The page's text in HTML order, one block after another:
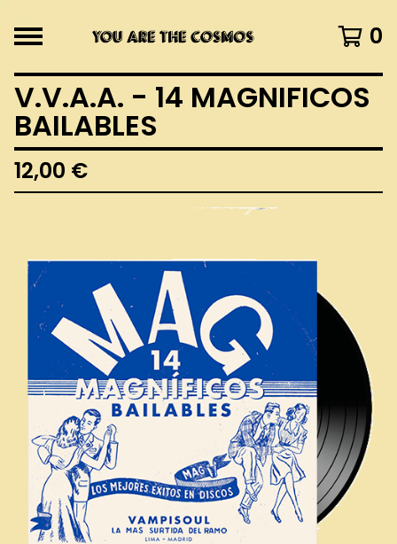
0
V.V.A.A. - 14 MAGNIFICOS
BAILABLES
12,00 €